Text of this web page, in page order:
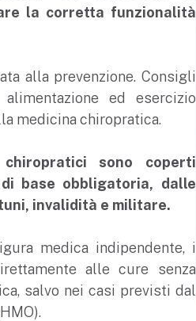
la corretta funzionalità
alla prevenzione. Consigli
ed esercizio
medicina chiropratica.
sono coperti
base obbligatoria, dalle
invalidità e militare.
medica indipendente, i
alle cure senza
salvo nei casi previsti dal